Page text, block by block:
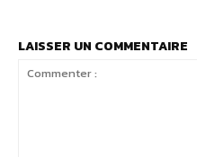
LAISSER UN COMMENTAIRE